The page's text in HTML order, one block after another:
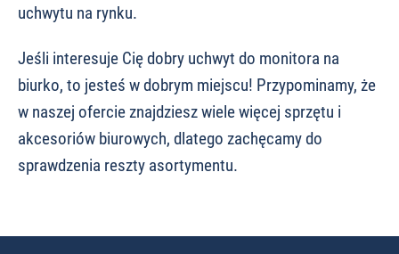
uchwytu na rynku.
Jeśli interesuje Cię dobry uchwyt do monitora na
biurko, to jesteś w dobrym miejscu! Przypominamy, że
w naszej ofercie znajdziesz wiele więcej sprzętu i
akcesoriów biurowych, dlatego zachęcamy do
sprawdzenia reszty asortymentu.